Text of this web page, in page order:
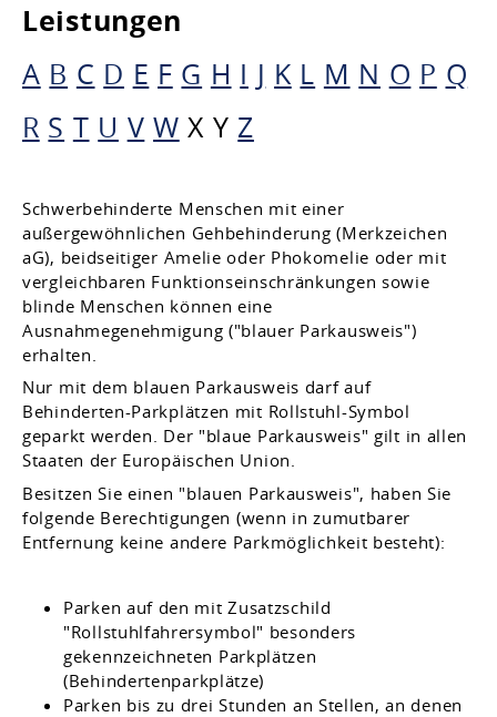
Leistungen
A B C D E F G H I J K L M N O P Q
R S T U V W X Y Z
Schwerbehinderte Menschen mit einer
außergewöhnlichen Gehbehinderung (Merkzeichen
aG), beidseitiger Amelie oder Phokomelie oder mit
vergleichbaren Funktionseinschränkungen sowie
blinde Menschen können eine
Ausnahmegenehmigung ("blauer Parkausweis")
erhalten.
Nur mit dem blauen Parkausweis darf auf
Behinderten-Parkplätzen mit Rollstuhl-Symbol
geparkt werden. Der "blaue Parkausweis" gilt in allen
Staaten der Europäischen Union.
Besitzen Sie einen "blauen Parkausweis", haben Sie
folgende Berechtigungen (wenn in zumutbarer
Entfernung keine andere Parkmöglichkeit besteht):
Parken auf den mit Zusatzschild
"Rollstuhlfahrersymbol" besonders
gekennzeichneten Parkplätzen
(Behindertenparkplätze)
Parken bis zu drei Stunden an Stellen, an denen